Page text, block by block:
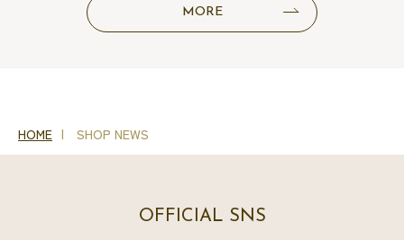
MORE
HOME SHOP NEWS
OFFICIAL SNS